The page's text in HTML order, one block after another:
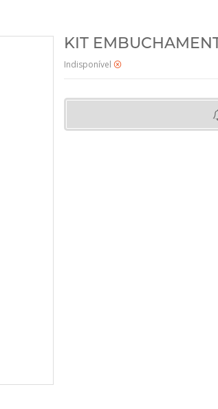
KIT
Indisponível